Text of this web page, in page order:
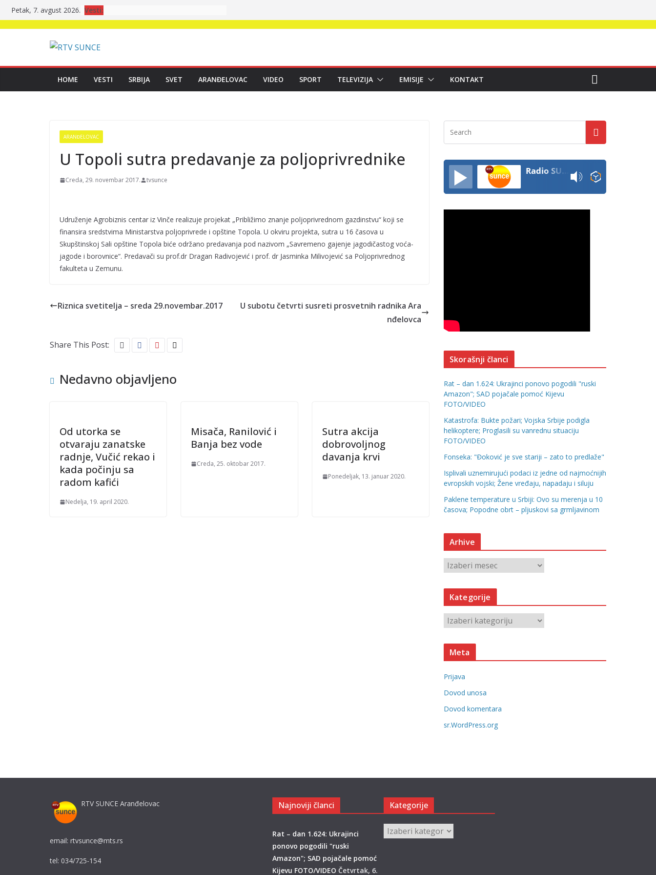
Skip
to
Petak, 7. avgust 2026. Vesti:
HOME VESTI SRBIJA SVET ARANĐELOVAC VIDEO SPORT TELEVIZIJA EMISIJE KONTAKT
ARANĐELOVAC
U Topoli sutra predavanje za poljoprivrednike
Creda, 29. novembar 2017. tvsunce
Udruženje Agrobiznis centar iz Vinče realizuje projekat „Približimo znanje poljoprivrednom gazdinstvu“ koji se
finansira sredstvima Ministarstva poljoprivrede i opštine Topola. U okviru projekta, sutra u 16 časova u
Skupštinskoj Sali opštine Topola biće održano predavanja pod nazivom „Savremeno gajenje jagodičastog voća-
jagode i borovnice“. Predavači su prof.dr Dragan Radivojević i prof. dr Jasminka Milivojević sa Poljoprivrednog
fakulteta u Zemunu.
Riznica svetitelja – sreda 29.novembar.2017
U subotu četvrti susreti prosvetnih radnika Ara
nđelovca
Share This Post:
Nedavno objavljeno
Od utorka se
otvaraju zanatske
radnje, Vučić rekao i
kada počinju sa
radom kafići
Nedelja, 19. april 2020.
Misača, Ranilović i
Banja bez vode
Creda, 25. oktobar 2017.
Sutra akcija
dobrovoljnog
davanja krvi
Ponedeljak, 13. januar 2020.
Radio SUNCE
Skorašnji članci
Rat – dan 1.624: Ukrajinci ponovo pogodili "ruski
Amazon"; SAD pojačale pomoć Kijevu
FOTO/VIDEO
Katastrofa: Bukte požari; Vojska Srbije podigla
helikoptere; Proglasili su vanrednu situaciju
FOTO/VIDEO
Fonseka: "Đoković je sve stariji – zato to predlaže"
Isplivali uznemirujući podaci iz jedne od najmoćnijih
evropskih vojski; Žene vređaju, napadaju i siluju
Paklene temperature u Srbiji: Ovo su merenja u 10
časova; Popodne obrt – pljuskovi sa grmljavinom
Arhive
r
h
v
Kategorije
a
t
o
r
i
e
Meta
Prijava
Dovod unosa
Dovod komentara
sr.WordPress.org
RTV SUNCE Aranđelovac
email: rtvsunce@mts.rs
tel: 034/725-154
Najnoviji članci
Rat – dan 1.624: Ukrajinci
ponovo pogodili "ruski
Amazon"; SAD pojačale pomoć
Kijevu FOTO/VIDEO Četvrtak, 6.
Kategorije
Kategorije